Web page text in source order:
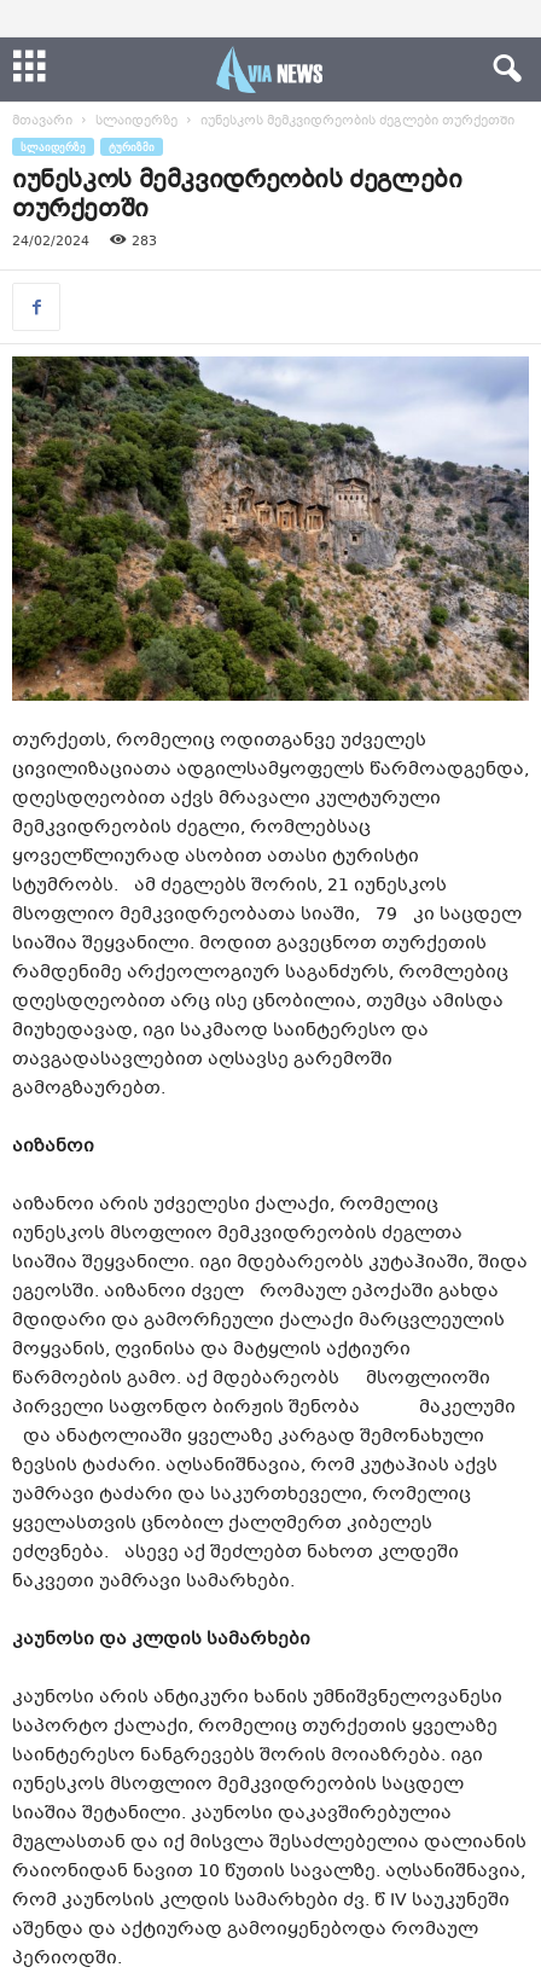
მთავარი სლაიდერზე იუნესკოს მემკვიდრეობის ძეგლები თურქეთში
ᲡᲚᲐᲘᲓᲔᲠᲖᲔ ᲢᲣᲠᲘᲖᲛᲘ
იუნესკოს მემკვიდრეობის ძეგლები
თურქეთში
24/02/2024 283
თურქეთს, რომელიც ოდითგანვე უძველეს
ცივილიზაციათა ადგილსამყოფელს წარმოადგენდა,
დღესდღეობით აქვს მრავალი კულტურული
მემკვიდრეობის ძეგლი, რომლებსაც
ყოველწლიურად ასობით ათასი ტურისტი
სტუმრობს. ამ ძეგლებს შორის, 21 იუნესკოს
მსოფლიო მემკვიდრეობათა სიაში, 79 კი საცდელ
სიაშია შეყვანილი. მოდით გავეცნოთ თურქეთის
რამდენიმე არქეოლოგიურ საგანძურს, რომლებიც
დღესდღეობით არც ისე ცნობილია, თუმცა ამისდა
მიუხედავად, იგი საკმაოდ საინტერესო და
თავგადასავლებით აღსავსე გარემოში
გამოგზაურებთ.
აიზანოი
აიზანოი არის უძველესი ქალაქი, რომელიც
იუნესკოს მსოფლიო მემკვიდრეობის ძეგლთა
სიაშია შეყვანილი. იგი მდებარეობს კუტაჰიაში, შიდა
ეგეოსში. აიზანოი ძველ რომაულ ეპოქაში გახდა
მდიდარი და გამორჩეული ქალაქი მარცვლეულის
მოყვანის, ღვინისა და მატყლის აქტიური
წარმოების გამო. აქ მდებარეობს მსოფლიოში
პირველი საფონდო ბირჟის შენობა მაკელუმი
და ანატოლიაში ყველაზე კარგად შემონახული
ზევსის ტაძარი. აღსანიშნავია, რომ კუტაჰიას აქვს
უამრავი ტაძარი და საკურთხეველი, რომელიც
ყველასთვის ცნობილ ქალღმერთ კიბელეს
ეძღვნება. ასევე აქ შეძლებთ ნახოთ კლდეში
ნაკვეთი უამრავი სამარხები.
კაუნოსი და კლდის სამარხები
კაუნოსი არის ანტიკური ხანის უმნიშვნელოვანესი
საპორტო ქალაქი, რომელიც თურქეთის ყველაზე
საინტერესო ნანგრევებს შორის მოიაზრება. იგი
იუნესკოს მსოფლიო მემკვიდრეობის საცდელ
სიაშია შეტანილი. კაუნოსი დაკავშირებულია
მუგლასთან და იქ მისვლა შესაძლებელია დალიანის
რაიონიდან ნავით 10 წუთის სავალზე. აღსანიშნავია,
რომ კაუნოსის კლდის სამარხები ძვ. წ IV საუკუნეში
აშენდა და აქტიურად გამოიყენებოდა რომაულ
პერიოდში.